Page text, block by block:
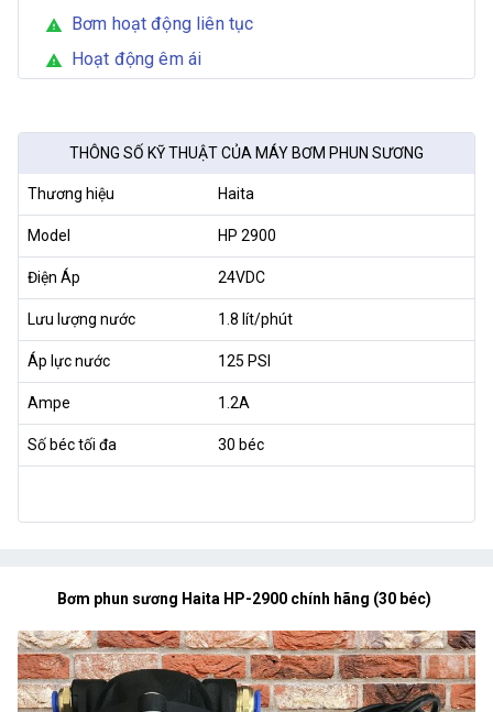
warning Bơm hoạt động liên tục
warning Hoạt động êm ái
THÔNG SỐ KỸ THUẬT CỦA MÁY BƠM PHUN SƯƠNG
Thương hiệu Haita
Model HP 2900
Điện Áp 24VDC
Lưu lượng nước 1.8 lít/phút
Áp lực nước 125 PSI
Ampe 1.2A
Số béc tối đa 30 béc
Bơm phun sương Haita HP-2900 chính hãng (30 béc)